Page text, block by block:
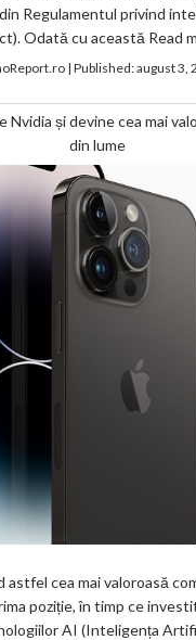
Regulamentul privind
Odată cu această Read
| Published:august 3,
Nvidia și devine cea mai
din lume
astfel cea mai valoroasă
poziție, în timp ce
AI (Inteligența